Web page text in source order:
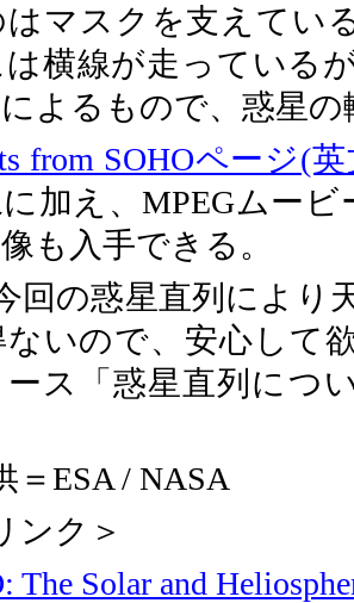
マスクを支えてい
横線が走っている
よるもので、惑星
from SOHOページ(
加え、MPEGムー
も入手できる。
回の惑星直列により
いので、安心して
ース「惑星直列につ
＝ESA / NASA
ンク＞
The Solar and